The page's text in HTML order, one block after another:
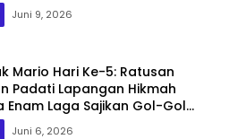
Juni 9, 2026
Mario Hari Ke-5: Ratusan
Padati Lapangan Hikmah
Enam Laga Sajikan Gol-Gol
Juni 6, 2026